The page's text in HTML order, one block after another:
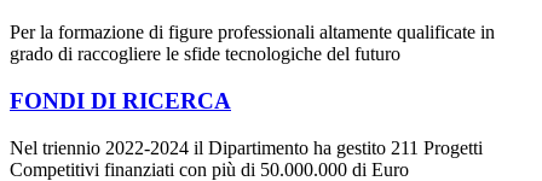
Per la formazione di figure professionali altamente qualificate in
grado di raccogliere le sfide tecnologiche del futuro
FONDI DI RICERCA
Nel triennio 2022-2024 il Dipartimento ha gestito 211 Progetti
Competitivi finanziati con più di 50.000.000 di Euro